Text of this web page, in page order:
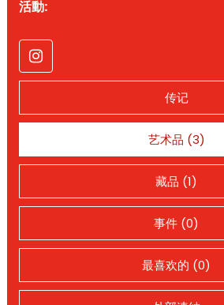
活動:
传记
艺术品 (3)
藏品 (1)
事件 (0)
最喜欢的 (0)